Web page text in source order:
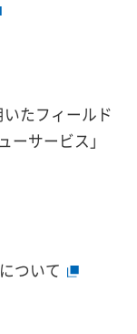
たフィールド
サービス」
ついて